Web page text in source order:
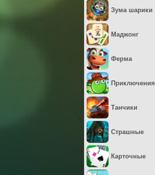
Зума шарики
Маджонг
Ферма
Приключения
Танчики
Страшные
Карточные